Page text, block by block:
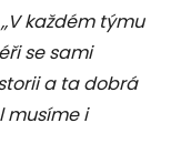
,,V každém týmu
se sami
a ta dobrá
musíme i